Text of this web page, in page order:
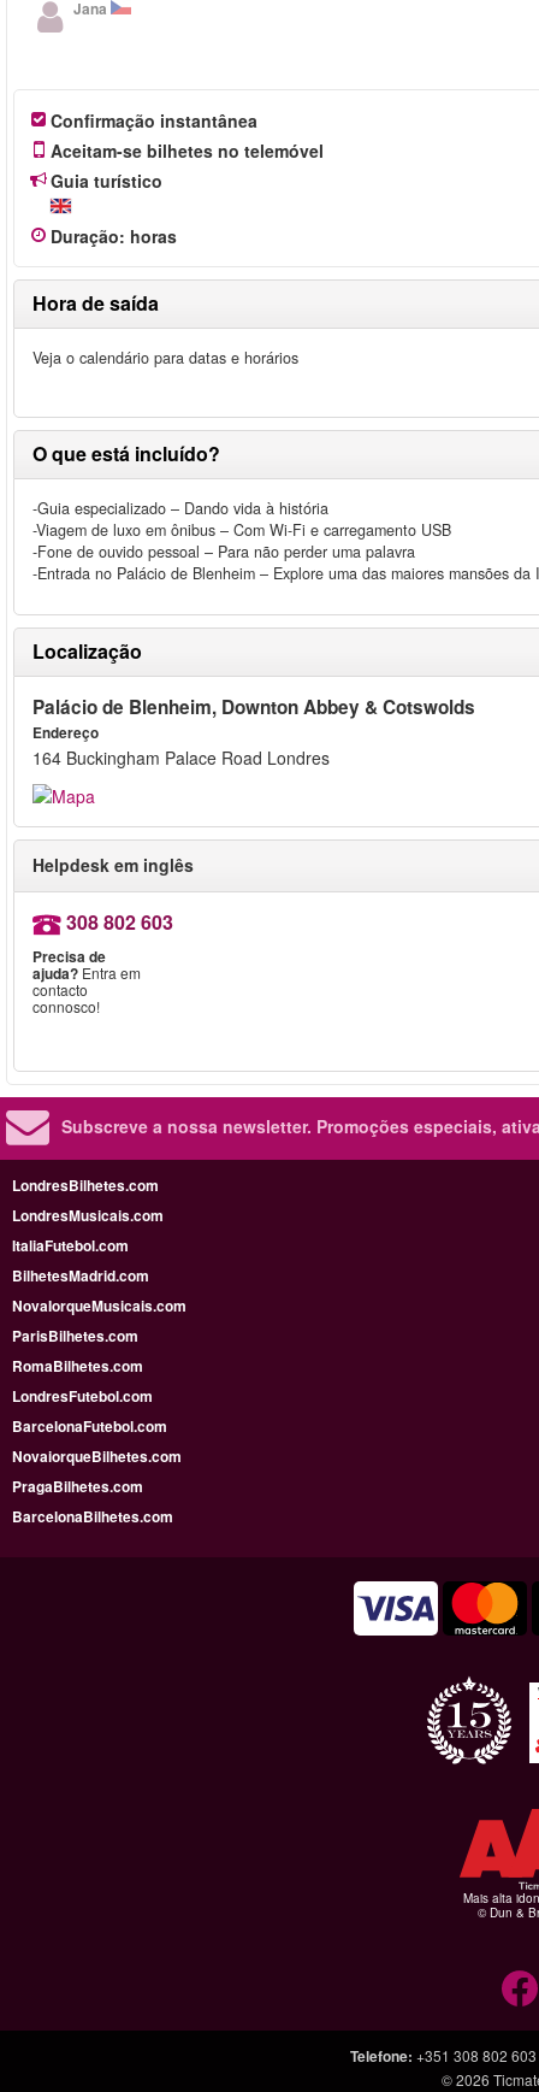
Jana
Confirmação instantânea
Aceitam-se bilhetes no telemóvel
Guia turístico
Duração: horas
Hora de saída
Veja o calendário para datas e horários
O que está incluído?
-Guia especializado – Dando vida à história
-Viagem de luxo em ônibus – Com Wi-Fi e carregamento USB
-Fone de ouvido pessoal – Para não perder uma palavra
-Entrada no Palácio de Blenheim – Explore uma das maiores mansões da
Localização
Palácio de Blenheim, Downton Abbey & Cotswolds
Endereço
164 Buckingham Palace Road Londres
Helpdesk em inglês
308 802 603
Precisa de
ajuda? Entra em
contacto
connosco!
Subscreve a nossa newsletter. Promoções especiais,
LondresBilhetes.com
LondresMusicais.com
ItaliaFutebol.com
BilhetesMadrid.com
NovaIorqueMusicais.com
ParisBilhetes.com
RomaBilhetes.com
LondresFutebol.com
BarcelonaFutebol.com
NovaiorqueBilhetes.com
PragaBilhetes.com
BarcelonaBilhetes.com
Mais alta
© Dun &
Telefone: +351 308 802 603
© 2026